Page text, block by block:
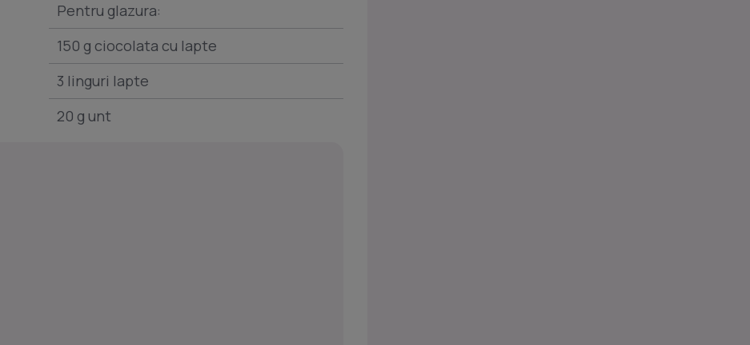
Pentru glazura:
150 g ciocolata cu lapte
3 linguri lapte
20 g unt